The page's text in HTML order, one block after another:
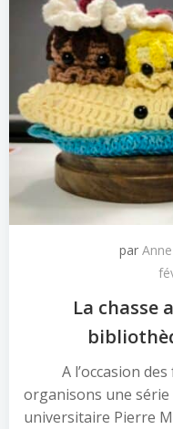
par
La chasse
A l’occasion
organisons une série
universitaire Pierre